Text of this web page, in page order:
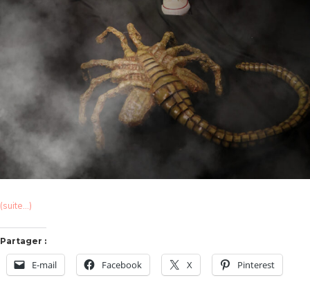
(suite…)
Partager :
E-mail Facebook X Pinterest